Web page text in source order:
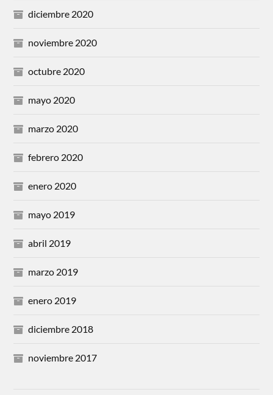
diciembre 2020
noviembre 2020
octubre 2020
mayo 2020
marzo 2020
febrero 2020
enero 2020
mayo 2019
abril 2019
marzo 2019
enero 2019
diciembre 2018
noviembre 2017